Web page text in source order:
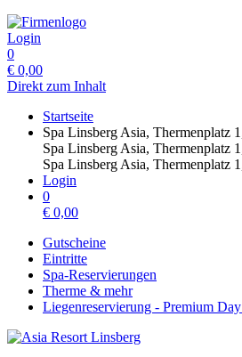
Login
0
€ 0,00
Direkt zum Inhalt
Startseite
Spa Linsberg Asia, Thermenplatz
Spa Linsberg Asia, Thermenplatz
Spa Linsberg Asia, Thermenplatz
Login
0
€ 0,00
Gutscheine
Eintritte
Spa-Reservierungen
Therme & mehr
Liegenreservierung - Premium Day